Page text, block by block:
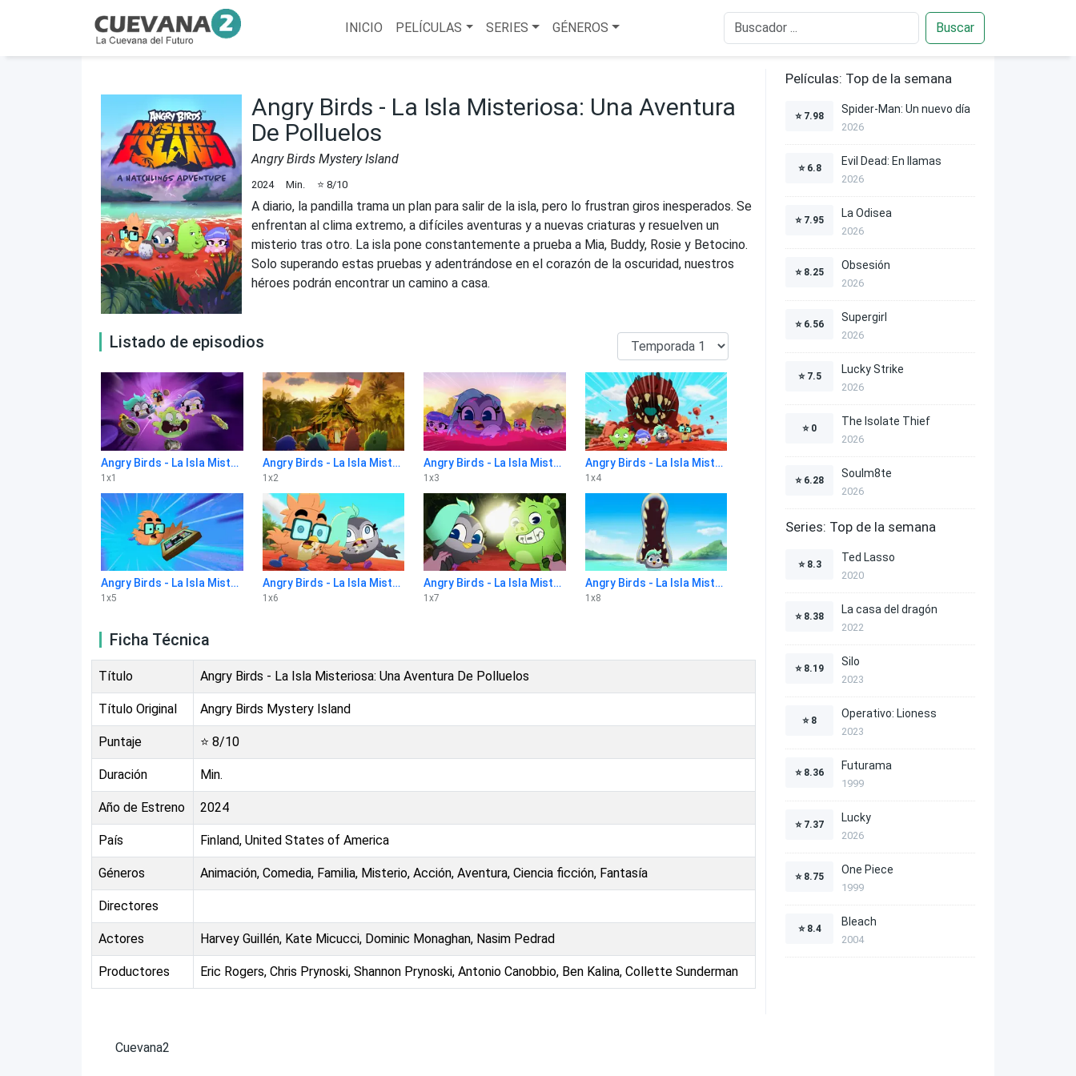
INICIO PELÍCULAS SERIES GÉNEROS Buscar
Angry Birds - La Isla Misteriosa: Una Aventura
De Polluelos
Angry Birds Mystery Island
2024 Min. ⭐ 8/10
A diario, la pandilla trama un plan para salir de la isla, pero lo frustran giros inesperados. Se
enfrentan al clima extremo, a difíciles aventuras y a nuevas criaturas y resuelven un
misterio tras otro. La isla pone constantemente a prueba a Mia, Buddy, Rosie y Betocino.
Solo superando estas pruebas y adentrándose en el corazón de la oscuridad, nuestros
héroes podrán encontrar un camino a casa.
Listado de episodios
Angry Birds - La Isla Misteriosa: Una Aventura De Polluelos 1x1
1 x1
Angry Birds - La Isla Misteriosa: Una Aventura De Polluelos 1x2
1 x2
Angry Birds - La Isla Misteriosa: Una Aventura De Polluelos 1x3
1 x3
Angry Birds - La Isla Misteriosa: Una Aventura De Polluelos 1x4
1 x4
Angry Birds - La Isla Misteriosa: Una Aventura De Polluelos 1x5
1 x5
Angry Birds - La Isla Misteriosa: Una Aventura De Polluelos 1x6
1 x6
Angry Birds - La Isla Misteriosa: Una Aventura De Polluelos 1x7
1 x7
Angry Birds - La Isla Misteriosa: Una Aventura De Polluelos 1x8
1 x8
Ficha Técnica
Título Angry Birds - La Isla Misteriosa: Una Aventura De Polluelos
Título Original Angry Birds Mystery Island
Puntaje ⭐ 8/10
Duración Min.
Año de Estreno 2024
País Finland, United States of America
Géneros Animación, Comedia, Familia, Misterio, Acción, Aventura, Ciencia ficción, Fantasía
Directores
Actores Harvey Guillén, Kate Micucci, Dominic Monaghan, Nasim Pedrad
Productores Eric Rogers, Chris Prynoski, Shannon Prynoski, Antonio Canobbio, Ben Kalina, Collette Sunderman
Películas: Top de la semana
⭐ 7.98
Spider-Man: Un nuevo día
2026
⭐ 6.8
Evil Dead: En llamas
2026
⭐ 7.95
La Odisea
2026
⭐ 8.25
Obsesión
2026
⭐ 6.56
Supergirl
2026
⭐ 7.5
Lucky Strike
2026
⭐ 0
The Isolate Thief
2026
⭐ 6.28
Soulm8te
2026
Series: Top de la semana
⭐ 8.3
Ted Lasso
2020
⭐ 8.38
La casa del dragón
2022
⭐ 8.19
Silo
2023
⭐ 8
Operativo: Lioness
2023
⭐ 8.36
Futurama
1999
⭐ 7.37
Lucky
2026
⭐ 8.75
One Piece
1999
⭐ 8.4
Bleach
2004
Cuevana2